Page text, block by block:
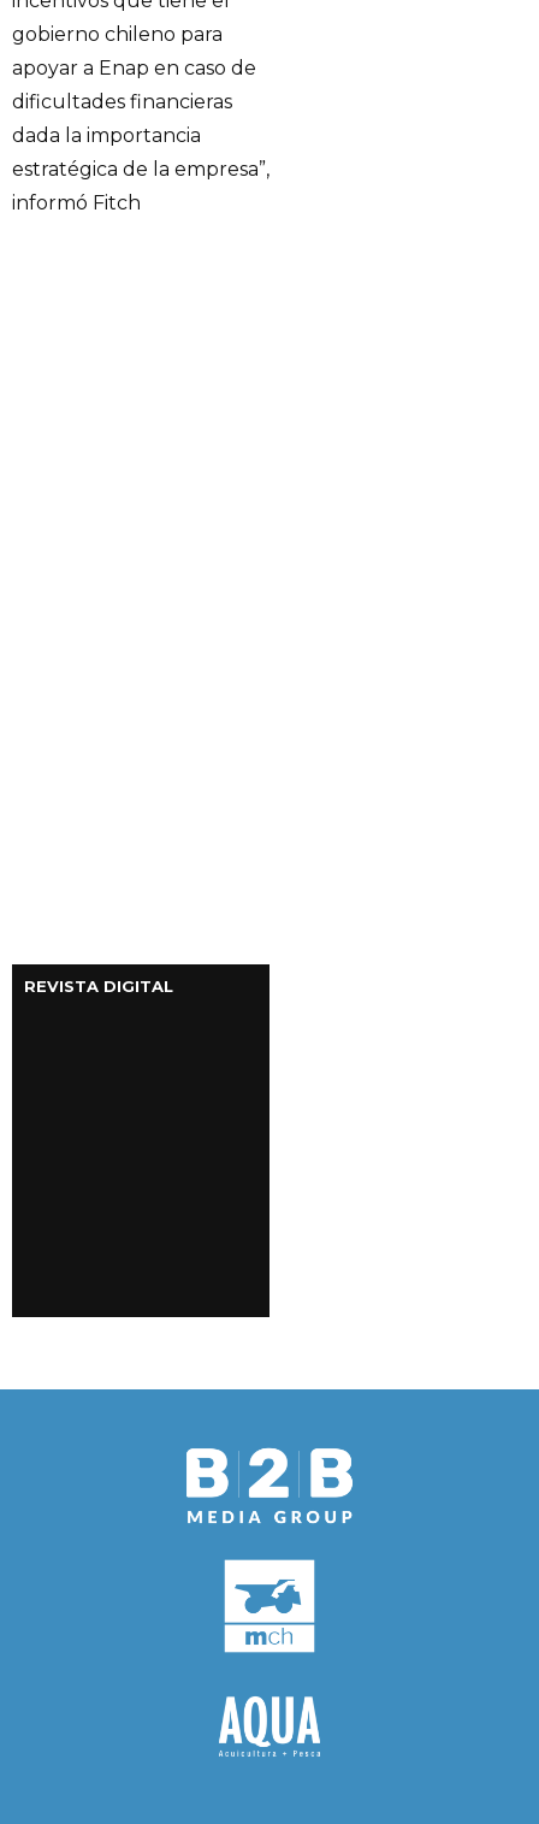
gobierno chileno para
apoyar a Enap en caso de
dificultades financieras
dada la importancia
estratégica de la empresa”,
informó Fitch
REVISTA DIGITAL